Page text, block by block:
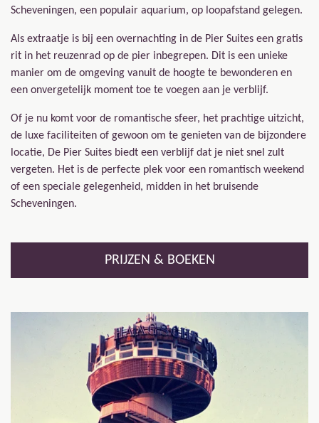
Scheveningen, een populair aquarium, op loopafstand gelegen.
Als extraatje is bij een overnachting in de Pier Suites een gratis
rit in het reuzenrad op de pier inbegrepen. Dit is een unieke
manier om de omgeving vanuit de hoogte te bewonderen en
een onvergetelijk moment toe te voegen aan je verblijf.
Of je nu komt voor de romantische sfeer, het prachtige uitzicht,
de luxe faciliteiten of gewoon om te genieten van de bijzondere
locatie, De Pier Suites biedt een verblijf dat je niet snel zult
vergeten. Het is de perfecte plek voor een romantisch weekend
of een speciale gelegenheid, midden in het bruisende
Scheveningen.
PRIJZEN & BOEKEN